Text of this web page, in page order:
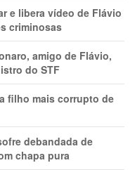
e libera vídeo de Flávio
criminosas
amigo de Flávio,
do STF
filho mais corrupto de
debandada de
chapa pura